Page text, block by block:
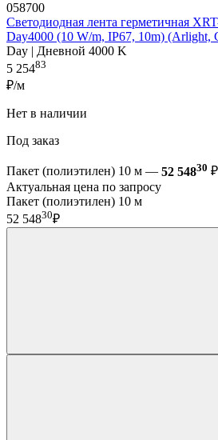
058700
Светодиодная лента герметичная
Day4000 (10 W/m, IP67, 10m) (Arlight,
Day | Дневной 4000 K
5 25483
₽/м
Нет в наличии
Под заказ
Пакет (полиэтилен) 10 м — 52 54830 ₽
Актуальная цена по запросу
Пакет (полиэтилен) 10 м
52 54830₽